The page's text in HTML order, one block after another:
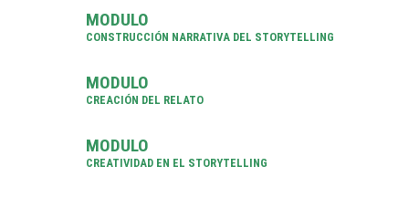
MODULO
CONSTRUCCIÓN NARRATIVA DEL STORYTELLING
MODULO
CREACIÓN DEL RELATO
MODULO
CREATIVIDAD EN EL STORYTELLING